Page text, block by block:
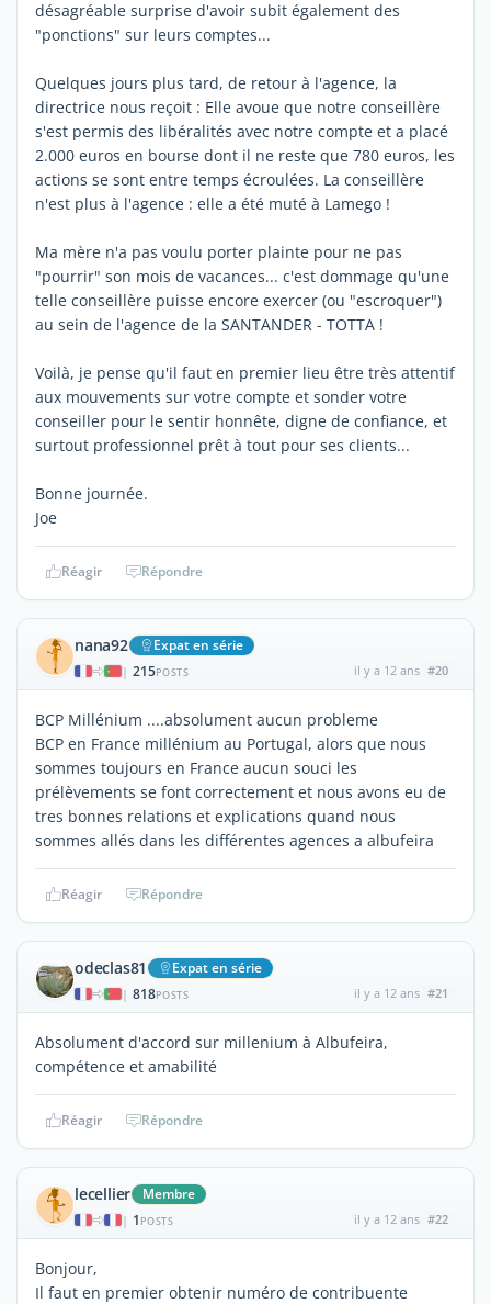
désagréable surprise d'avoir subit également des
"ponctions" sur leurs comptes...
Quelques jours plus tard, de retour à l'agence, la
directrice nous reçoit : Elle avoue que notre conseillère
s'est permis des libéralités avec notre compte et a placé
2.000 euros en bourse dont il ne reste que 780 euros, les
actions se sont entre temps écroulées. La conseillère
n'est plus à l'agence : elle a été muté à Lamego !
Ma mère n'a pas voulu porter plainte pour ne pas
"pourrir" son mois de vacances... c'est dommage qu'une
telle conseillère puisse encore exercer (ou "escroquer")
au sein de l'agence de la SANTANDER - TOTTA !
Voilà, je pense qu'il faut en premier lieu être très attentif
aux mouvements sur votre compte et sonder votre
conseiller pour le sentir honnête, digne de confiance, et
surtout professionnel prêt à tout pour ses clients...
Bonne journée.
Joe
Réagir Répondre
nana92 Expat en série
| 215POSTS il y a 12 ans #20
BCP Millénium ....absolument aucun probleme
BCP en France millénium au Portugal, alors que nous
sommes toujours en France aucun souci les
prélèvements se font correctement et nous avons eu de
tres bonnes relations et explications quand nous
sommes allés dans les différentes agences a albufeira
Réagir Répondre
odeclas81 Expat en série
| 818POSTS il y a 12 ans #21
Absolument d'accord sur millenium à Albufeira,
compétence et amabilité
Réagir Répondre
lecellier Membre
| 1 POSTS il y a 12 ans #22
Bonjour,
Il faut en premier obtenir numéro de contribuente